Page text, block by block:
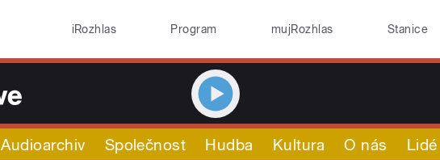
iRozhlas Program mujRozhlas Stanice
Audioarchiv Společnost Hudba Kultura O nás Lidé